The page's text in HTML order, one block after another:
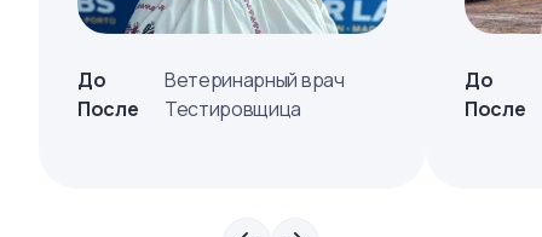
До
Ветеринарный врач
После
Тестировщица
До
После